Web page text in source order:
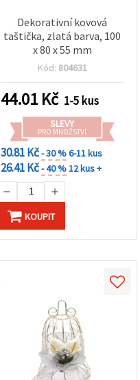
Dekorativní kovová
taštička, zlatá barva, 100
x 80 x 55 mm
Kód: 804631
44.01 Kč 1-5 kus
SLEVY
PRO MNOŽSTVÍ
30.81 Kč- 30 %6-11 kus
26.41 Kč- 40 %12 kus +
KOUPIT